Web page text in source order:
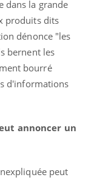
dans la grande
produits dits
dénonce "les
bernent les
bourré
d'informations
annoncer un
peut